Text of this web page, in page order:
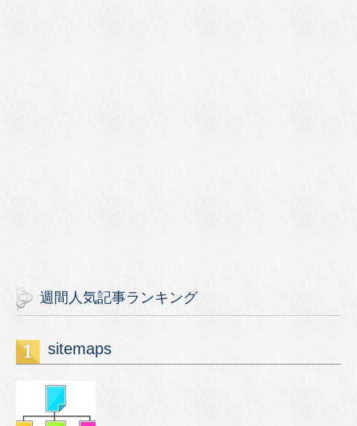
週間人気記事ランキング
sitemaps